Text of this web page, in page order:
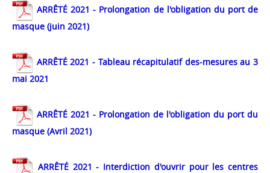
ARRÊTÉ 2021 - Prolongation de l'obligation du port de
masque (juin 2021)
ARRÊTÉ 2021 - Tableau récapitulatif des-mesures au 3
mai 2021
ARRÊTÉ 2021 - Prolongation de l'obligation du port du
masque (Avril 2021)
ARRÊTÉ2021 - Interdiction d'ouvrir pour les centres